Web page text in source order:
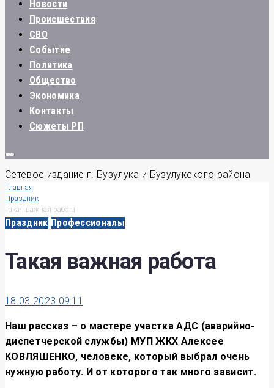
Новости
Происшествия
СВО
Событие
Политика
Общество
Экономика
Контакты
Сюжеты РП
Сетевое издание г. Бузулука и Бузулукского района
Главная
Праздник
Такая важная работа
Праздник Профессионалы
Такая важная работа
18.03.2023 09:11
Наш рассказ – о мастере участка АДС (аварийно-
диспетчерской службы) МУП ЖКХ Алексее
КОВЛЯШЕНКО, человеке, который выбрал очень
нужную работу. И от которого так много зависит.